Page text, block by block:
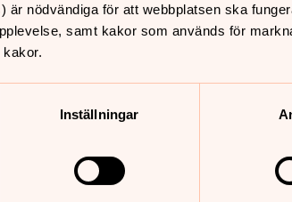
är nödvändiga för att webbplatsen ska
samt kakor som används för
Inställningar
om det finns en misstanke om
stundande brott
eller information.